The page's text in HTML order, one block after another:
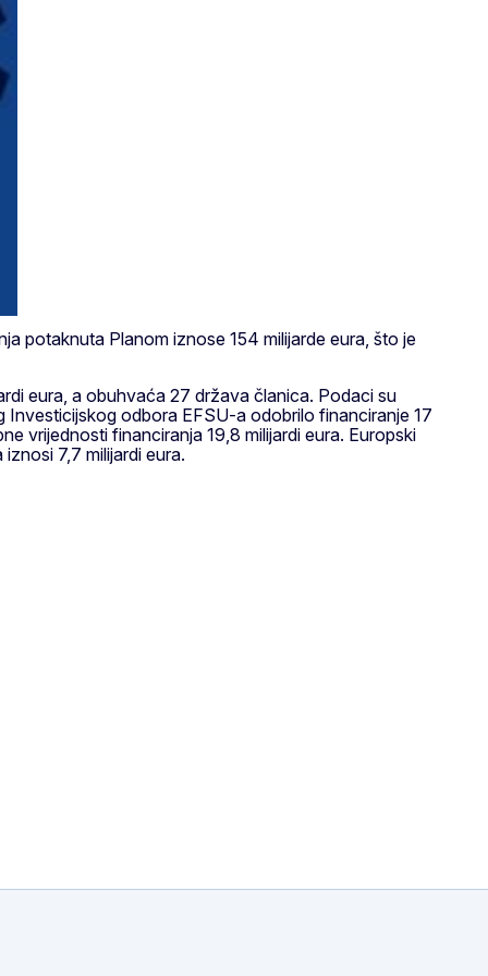
potaknuta Planom iznose 154 milijarde eura, što je
eura, a obuhvaća 27 država članica. Podaci su
odbora EFSU-a odobrilo financiranje 17
vrijednosti financiranja 19,8 milijardi eura. Europski
7,7 milijardi eura.